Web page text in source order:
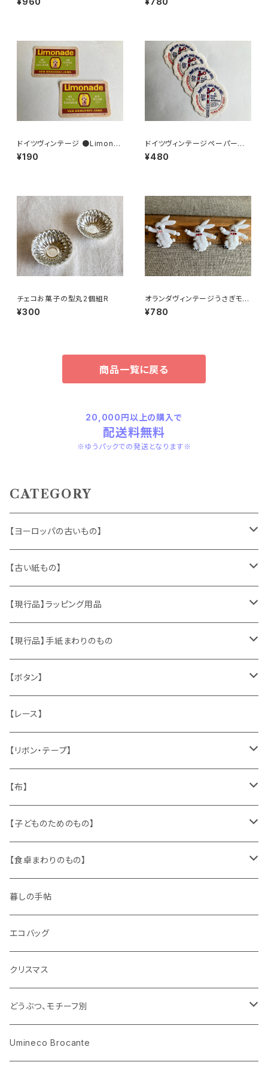
6
ドイツヴィンテージ ●Limona
deラベル２枚組●
¥190
ドイツヴィンテージペーパーコ
ースター鉄道4枚組
¥480
チェコお菓子の型丸2個組R
¥300
オランダヴィンテージうさぎモチ
ーフプラパーツ30個セットNo14
9
¥780
商品一覧に戻る
20,000円以上の購入で
配送料無料
※ゆうパックでの発送となります※
CATEGORY
【ヨーロッパの古いもの】
ヴィンテージアクセサリー
おもちゃ、ぬいぐるみ
くま、テディベア
うさぎ
キャラクター
ピノキオ
ヴィンテージファブリック
ハンドメイド製品
お部屋に飾るもの
メタル製品
缶、箱
陶磁器
文房具
木製品
ミニチュア、ドールハウス
【古い紙もの】
切手、FDC
ポストカード、カレンダー
マッチラベル、食品ラベル
蔵書票、荷札、ビュバー、伝票
シール、ステッカー、クロモス
袋、箱、ナプキン、コースター
パズル、ゲーム
古本、古雑誌、古えほん
古レコード
古せっけん
ラッピングペーパー、壁紙
【現行品】ラッピング用品
伝票、タグ、シール
袋、ラッピングペーパー
ひも、テープ
【現行品】手紙まわりのもの
封筒、ポストカード
切手
スタンプ
文房具
【ボタン】
木
貝
メタル
ガラス
プラスチック
紙
【レース】
【リボン・テープ】
チロルテープ・イニシャルテープ
トリム
ワッペン
【布】
キッチンクロス、ナプキン
ニット
布地
【子どものためのもの】
身に着けるもの
【食卓まわりのもの】
ガラス
花びん
小物入れ
陶磁器
カップアンドソーサー
プレート
木製品
ホーロー
メタル
暮しの手帖
エコバッグ
クリスマス
どうぶつ、モチーフ別
くま、ベア
Umineco Brocante